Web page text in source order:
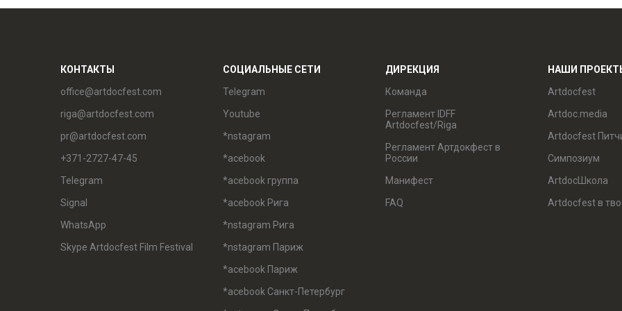
КОНТАКТЫ
office@artdocfest.com
riga@artdocfest.com
pr@artdocfest.com
+371-2727-47-45
Telegram
Signal
WhatsApp
Skype Artdocfest Film Festival
СОЦИАЛЬНЫЕ СЕТИ
Telegram
Youtube
*nstagram
*acebook
*acebook группа
*acebook Рига
*nstagram Рига
*nstagram Париж
*acebook Париж
*acebook Санкт-Петербург
ДИРЕКЦИЯ
Команда
Регламент IDFF
Artdocfest/Riga
Регламент Артдокфест в
России
Манифест
FAQ
НАШИ
Artdocfest
Artdoc.media
Artdocfest
Симпозиум
ArtdocШкола
Artdocfest в